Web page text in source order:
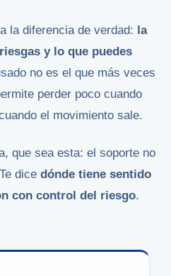
la diferencia de verdad: la
y lo que puedes
no es el que más veces
perder poco cuando
el movimiento sale.
que sea esta: el soporte no
dice dónde tiene sentido
con control del riesgo.